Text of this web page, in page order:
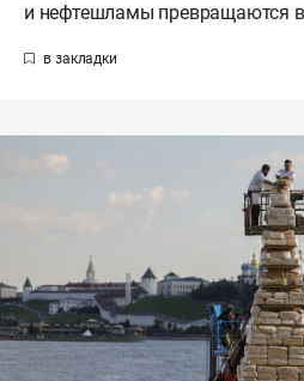
и нефтешламы превращаются